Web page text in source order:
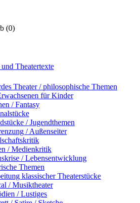
(0)
Theatertexte
Theater / philosophische Themen
für Kinder
/ Fantasy
/ Jugendthemen
/ Außenseiter
/ Medienkritik
/ Lebensentwicklung
Themen
klassischer Theaterstücke
/ Musiktheater
/ Lustiges